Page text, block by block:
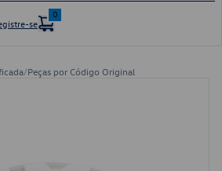
se
0
/Peças por Código Original